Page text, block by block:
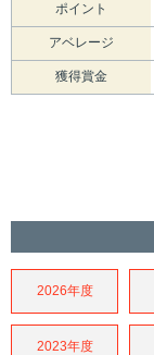
ポイント
アベレージ
獲得賞金
2026年度
2023年度